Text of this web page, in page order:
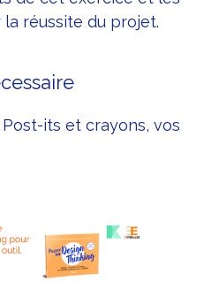
réussite du projet.
its et crayons, vos